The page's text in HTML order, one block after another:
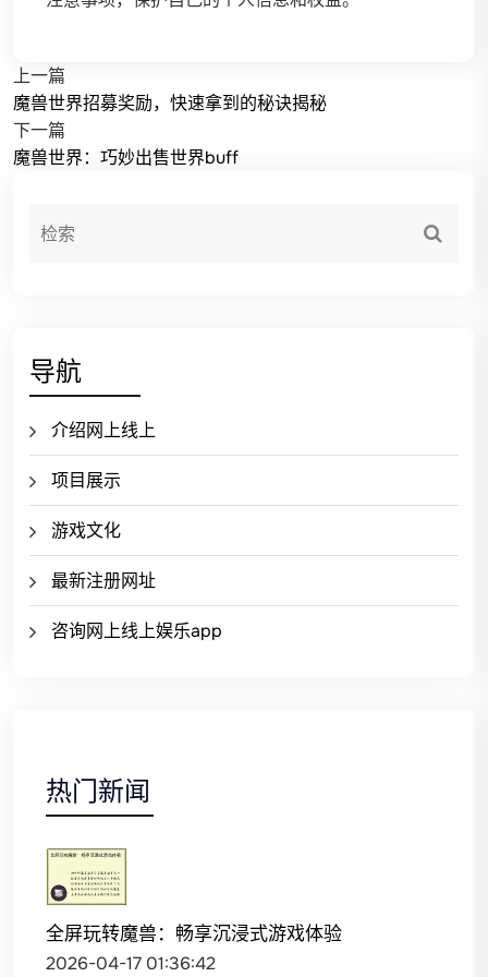
上一篇
魔兽世界招募奖励，快速拿到的秘诀揭秘
下一篇
魔兽世界：巧妙出售世界buff
导航
介绍网上线上
项目展示
游戏文化
最新注册网址
咨询网上线上娱乐app
热门新闻
全屏玩转魔兽：畅享沉浸式游戏体验
2026-04-17 01:36:42